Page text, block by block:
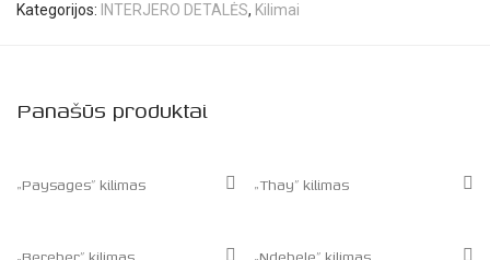
Kategorijos: INTERJERO DETALĖS, Kilimai
Panašūs produktai
„Paysages” kilimas „Thay” kilimas